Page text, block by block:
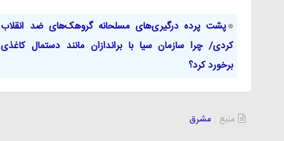
پشت پرده درگیری‌های مسلحانه گروهک‌های ضد انقلاب
کردی/ چرا سازمان سیا با براندازان مانند دستمال کاغذی
برخورد کرد؟
منبع : مشرق